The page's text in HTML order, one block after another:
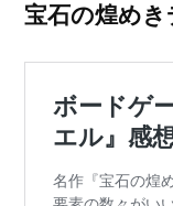
宝石の煌め